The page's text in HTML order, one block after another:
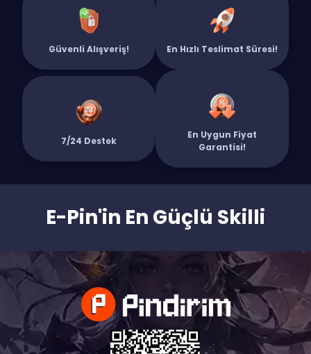
taksit imkanlarını görebilirsiniz.
Başarılı şekilde ID'ye yüklenen UC'lerin dijital doğası gereği iadesi
mümkün değildir.
Güvenli Alışveriş! En Hızlı Teslimat Süresi!
7/24 Destek
En Uygun Fiyat
Garantisi!
E-Pin'in En Güçlü Skilli